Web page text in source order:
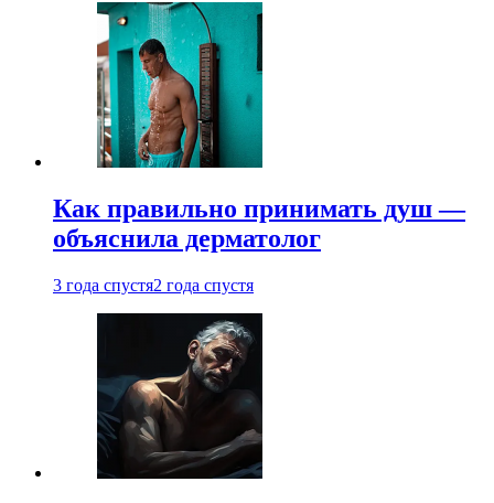
Как правильно принимать душ —
объяснила дерматолог
3 года спустя2 года спустя